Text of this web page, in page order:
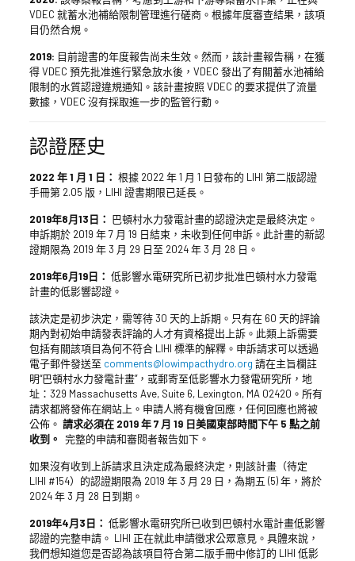
VDEC 就蓄水池補給限制管理進行磋商。根據年度審查結果，該項
目仍然合規。
2019: 目前證書的年度報告尚未生效。然而，該計畫報告稱，在獲
得 VDEC 預先批准進行緊急放水後，VDEC 發出了有關蓄水池補給
限制的水質認證違規通知。該計畫按照 VDEC 的要求提供了流量
數據，VDEC 沒有採取進一步的監管行動。
認證歷史
2022 年 1 月 1 日： 根據 2022 年 1 月 1 日發布的 LIHI 第二版認證
手冊第 2.05 版，LIHI 證書期限已延長。
2019年8月13日： 巴頓村水力發電計畫的認證決定是最終決定。
申訴期於 2019 年 7 月 19 日結束，未收到任何申訴。此計畫的新認
證期限為 2019 年 3 月 29 日至 2024 年 3 月 28 日。
2019年6月19日： 低影響水電研究所已初步批准巴頓村水力發電
計畫的低影響認證。
該決定是初步決定，需等待 30 天的上訴期。只有在 60 天的評論
期內對初始申請發表評論的人才有資格提出上訴。此類上訴需要
包括有關該項目為何不符合 LIHI 標準的解釋。申訴請求可以透過
電子郵件發送至 comments@lowimpacthydro.org 請在主旨欄註
明“巴頓村水力發電計畫”，或郵寄至低影響水力發電研究所，地
址：329 Massachusetts Ave, Suite 6, Lexington, MA 02420。所有
請求都將發佈在網站上。申請人將有機會回應，任何回應也將被
公佈。 請求必須在 2019 年 7 月 19 日美國東部時間下午 5 點之前
收到。 完整的申請和審閱者報告如下。
如果沒有收到上訴請求且決定成為最終決定，則該計畫（待定
LIHI #154）的認證期限為 2019 年 3 月 29 日，為期五 (5) 年，將於
2024 年 3 月 28 日到期。
2019年4月3日： 低影響水電研究所已收到巴頓村水電計畫低影響
認證的完整申請。 LIHI 正在就此申請徵求公眾意見。具體來說，
我們想知道您是否認為該項目符合第二版手冊中修訂的 LIHI 低影